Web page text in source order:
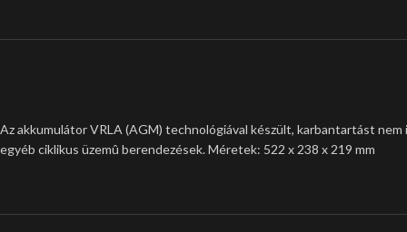
Az akkumulátor VRLA (AGM) technológiával készült, karbantartást
egyéb ciklikus üzemû berendezések. Méretek: 522 x 238 x 219 mm